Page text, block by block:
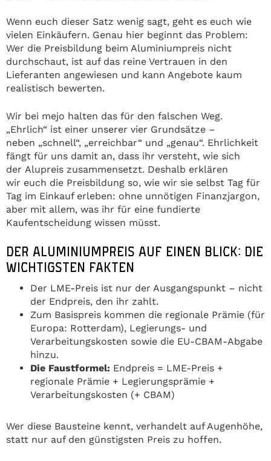
Wenn euch dieser Satz wenig sagt, geht es euch wie
vielen Einkäufern. Genau hier beginnt das Problem:
Wer die Preisbildung beim Aluminiumpreis nicht
durchschaut, ist auf das reine Vertrauen in den
Lieferanten angewiesen und kann Angebote kaum
realistisch bewerten.
Wir bei mejo halten das für den falschen Weg.
„Ehrlich“ ist einer unserer vier Grundsätze –
neben „schnell“, „erreichbar“ und „genau“. Ehrlichkeit
fängt für uns damit an, dass ihr versteht, wie sich
der Alupreis zusammensetzt. Deshalb erklären
wir euch die Preisbildung so, wie wir sie selbst Tag für
Tag im Einkauf erleben: ohne unnötigen Finanzjargon,
aber mit allem, was ihr für eine fundierte
Kaufentscheidung wissen müsst.
DER ALUMINIUMPREIS AUF EINEN BLICK: DIE
WICHTIGSTEN FAKTEN
Der LME-Preis ist nur der Ausgangspunkt – nicht
der Endpreis, den ihr zahlt.
Zum Basispreis kommen die regionale Prämie (für
Europa: Rotterdam), Legierungs- und
Verarbeitungskosten sowie die EU-CBAM-Abgabe
hinzu.
Die Faustformel: Endpreis = LME-Preis +
regionale Prämie + Legierungsprämie +
Verarbeitungskosten (+ CBAM)
Wer diese Bausteine kennt, verhandelt auf Augenhöhe,
statt nur auf den günstigsten Preis zu hoffen.